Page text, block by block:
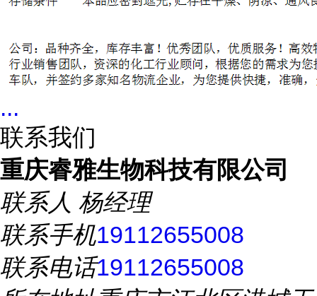
...
联系我们
重庆睿雅生物科技有限公司
联系人 杨经理
联系手机19112655008
联系电话19112655008